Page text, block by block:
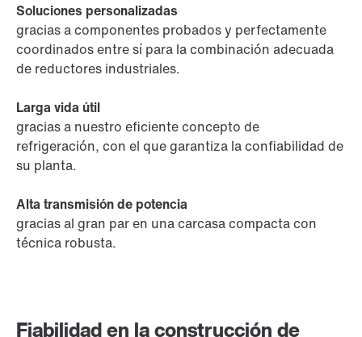
Fiabilidad en la construcción de
Soluciones personalizadas
gracias a componentes probados y perfectamente
coordinados entre sí para la combinación adecuada
de reductores industriales.
Larga vida útil
gracias a nuestro eficiente concepto de
refrigeración, con el que garantiza la confiabilidad de
su planta.
Alta transmisión de potencia
gracias al gran par en una carcasa compacta con
técnica robusta.